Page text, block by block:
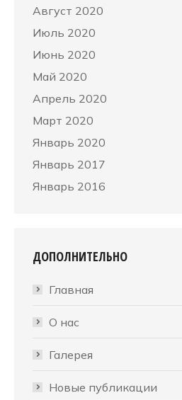
Август 2020
Июль 2020
Июнь 2020
Май 2020
Апрель 2020
Март 2020
Январь 2020
Январь 2017
Январь 2016
ДОПОЛНИТЕЛЬНО
Главная
О нас
Галерея
Новые публикации